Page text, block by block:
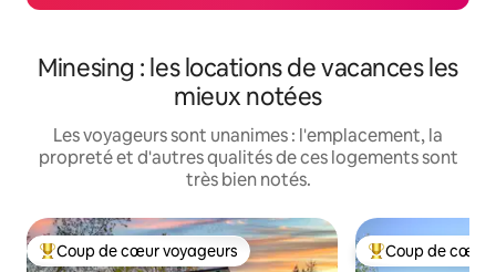
Minesing : les locations de vacances les
mieux notées
Les voyageurs sont unanimes : l'emplacement, la
propreté et d'autres qualités de ces logements sont
très bien notés.
Coup de cœur voyageurs parmi les plus aimés
Coup de cœur voyageurs Coup de cœur
Coup de cœur